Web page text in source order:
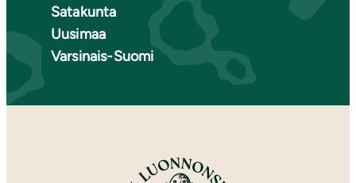
Satakunta
Uusimaa
Varsinais-Suomi